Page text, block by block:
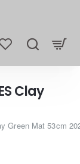
Clay
Green Mat 53cm